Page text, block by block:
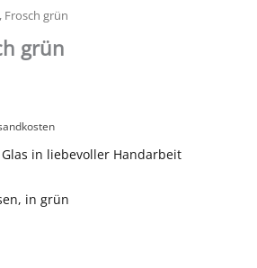
Frosch grün
grün
in liebevoller Handarbeit
in grün